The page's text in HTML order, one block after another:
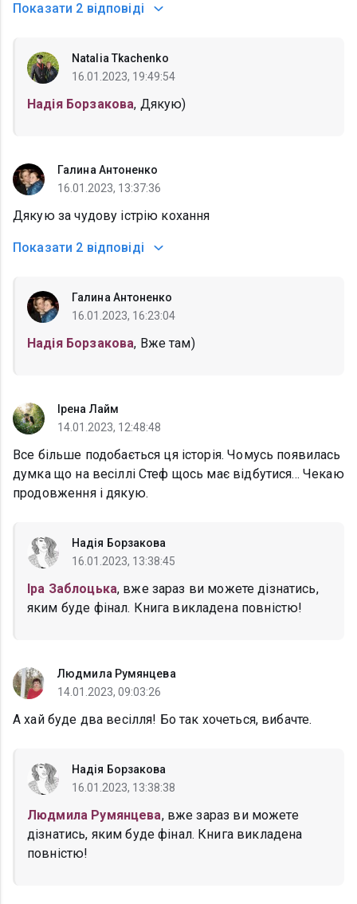
Показати 2 відповіді
Natalia Tkachenko
16.01.2023, 19:49:54
Надія Борзакова, Дякую)
Галина Антоненко
16.01.2023, 13:37:36
Дякую за чудову істрію кохання
Показати 2 відповіді
Галина Антоненко
16.01.2023, 16:23:04
Надія Борзакова, Вже там)
Ірена Лайм
14.01.2023, 12:48:48
Все більше подобається ця історія. Чомусь появилась
думка що на весіллі Стеф щось має відбутися... Чекаю
продовження і дякую.
Надія Борзакова
16.01.2023, 13:38:45
Іра Заблоцька, вже зараз ви можете дізнатись,
яким буде фінал. Книга викладена повністю!
Людмила Румянцева
14.01.2023, 09:03:26
А хай буде два весілля! Бо так хочеться, вибачте.
Надія Борзакова
16.01.2023, 13:38:38
Людмила Румянцева, вже зараз ви можете
дізнатись, яким буде фінал. Книга викладена
повністю!